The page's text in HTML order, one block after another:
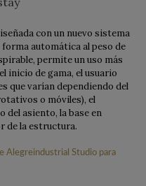
con un nuevo sistema
automática al peso de
permite un uso más
inicio de gama, el usuario
que varían dependiendo del
o móviles), el
del asiento, la base en
de la estructura.